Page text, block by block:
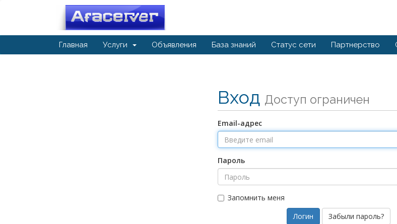
Главная Услуги Объявления База знаний Статус сети Партнерство
Вход Доступ ограничен
Email-адрес
Пароль
Запомнить меня
Забыли пароль?